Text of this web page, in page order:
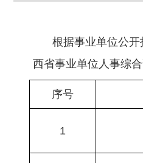
根据事业单位公
西省事业单位人事综合
序号
1